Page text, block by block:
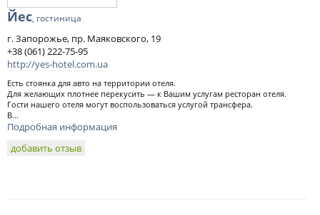
Йес, гостиница
г. Запорожье, пр. Маяковского, 19
+38 (061) 222-75-95
http://yes-hotel.com.ua
Есть стоянка для авто на территории отеля.
Для желающих плотнее перекусить — к Вашим услугам ресторан отеля.
Гости нашего отеля могут воспользоваться услугой трансфера.
В...
Подробная информация
добавить отзыв